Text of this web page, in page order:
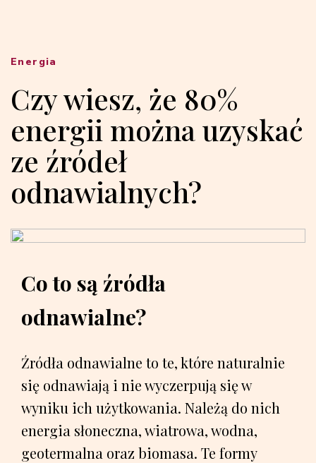
Czy wiesz, że 80%
energii można uzyskać
ze źródeł
odnawialnych?
Energia
Co to są źródła
odnawialne?
Źródła odnawialne to te, które naturalnie
się odnawiają i nie wyczerpują się w
wyniku ich użytkowania. Należą do nich
energia słoneczna, wiatrowa, wodna,
geotermalna oraz biomasa. Te formy